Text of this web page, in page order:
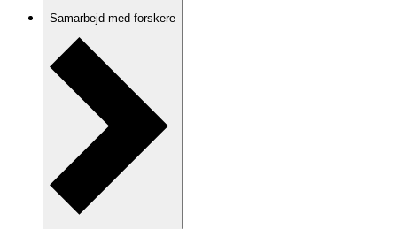
Samarbejd med forskere